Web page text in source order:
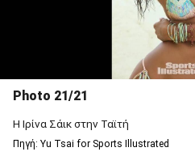
Photo 21/21
Η Ιρίνα Σάικ στην Ταϊτή
Πηγή: Υu Tsai for Sports Illustrated